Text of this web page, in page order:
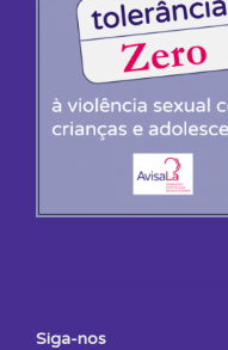
Siga-nos